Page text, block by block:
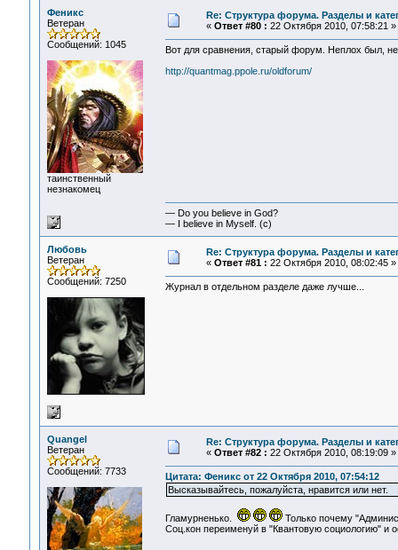
Феникс
Ветеран
Сообщений: 1045
таинственный
незнакомец
Re: Структура форума. Разделы и
« Ответ #80 : 22 Октября 2010, 07:58:21 »
Вот для сравнения, старый форум. Неплох был,
http://quantmag.ppole.ru/oldforum/
— Do you believe in God?
— I believe in Myself. (c)
Любовь
Ветеран
Сообщений: 7250
Re: Структура форума. Разделы и
« Ответ #81 : 22 Октября 2010, 08:02:45 »
Журнал в отдельном разделе даже лучше...
Quangel
Ветеран
Сообщений: 7733
Re: Структура форума. Разделы и
« Ответ #82 : 22 Октября 2010, 08:19:09 »
Цитата: Феникс от 22 Октября 2010, 07:54:12
Высказывайтесь, пожалуйста, нравится или нет.
Гламурненько.
Только почему
Соц.кон переименуй в "Квантовую социологию"